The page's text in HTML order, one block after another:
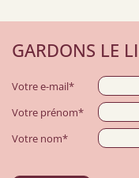
GARDONS LE
Votre e-mail*
Votre prénom*
Votre nom*